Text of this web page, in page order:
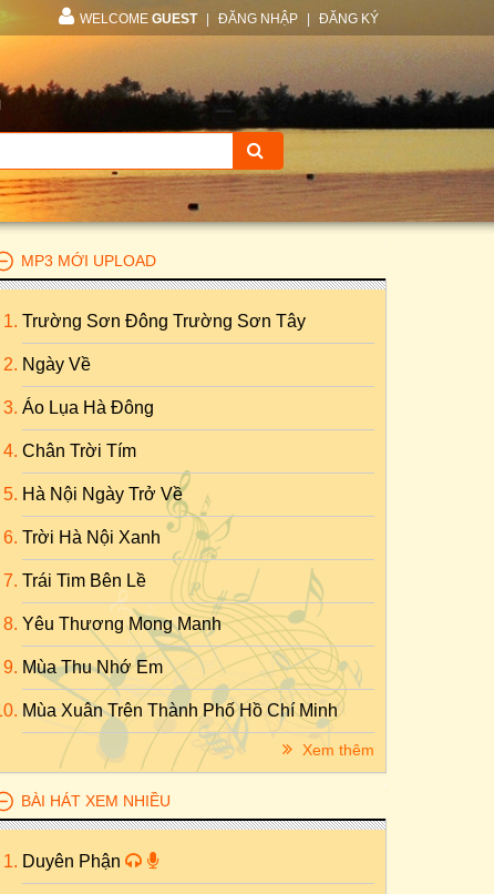
WELCOME GUEST ĐĂNG NHẬP ĐĂNG KÝ
MP3 MỚI UPLOAD
Trường Sơn Đông Trường Sơn Tây
Ngày Về
Áo Lụa Hà Đông
Chân Trời Tím
Hà Nội Ngày Trở Về
Trời Hà Nội Xanh
Trái Tim Bên Lề
Yêu Thương Mong Manh
Mùa Thu Nhớ Em
Mùa Xuân Trên Thành Phố Hồ Chí Minh
Xem thêm
BÀI HÁT XEM NHIỀU
Duyên Phận